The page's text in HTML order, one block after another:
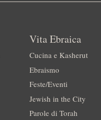
Vita Ebraica
Cucina e Kasherut
Ebraismo
Feste/Eventi
Jewish in the City
Parole di Torah